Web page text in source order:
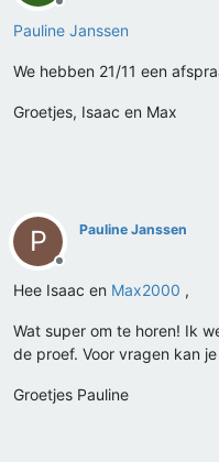
Offline
Pauline Janssen
We hebben 21/11 een
Groetjes, Isaac en Max
P
Offline
Pauline Janssen
Hee Isaac en Max2000 ,
Wat super om te horen! Ik
de proef. Voor vragen kan
Groetjes Pauline